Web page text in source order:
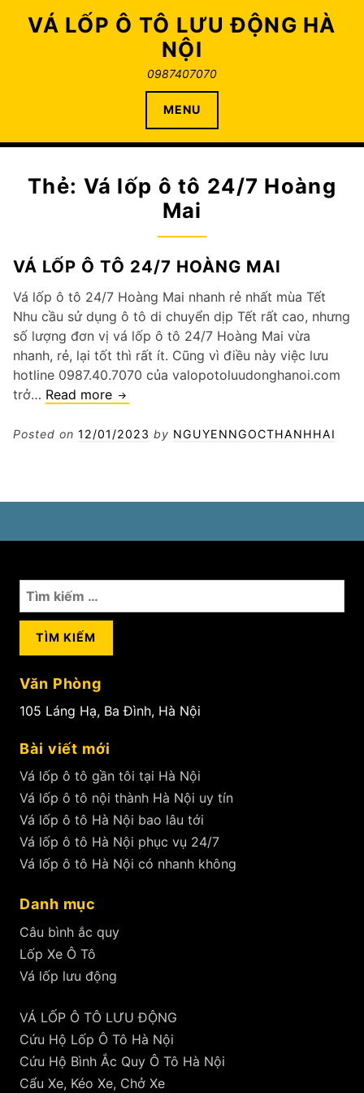
VÁ LỐP Ô TÔ LƯU ĐỘNG HÀ
NỘI
0987407070
MENU
Thẻ: Vá lốp ô tô 24/7 Hoàng
Mai
VÁ LỐP Ô TÔ 24/7 HOÀNG MAI
Vá lốp ô tô 24/7 Hoàng Mai nhanh rẻ nhất mùa Tết
Nhu cầu sử dụng ô tô di chuyển dịp Tết rất cao, nhưng
số lượng đơn vị vá lốp ô tô 24/7 Hoàng Mai vừa
nhanh, rẻ, lại tốt thì rất ít. Cũng vì điều này việc lưu
hotline 0987.40.7070 của valopotoluudonghanoi.com
trở… Read more Vá
ô
Posted on 12/01/2023 by NGUYENNGOCTHANHHAI
Tìm
kiếm
cho:
Văn Phòng
105 Láng Hạ, Ba Đình, Hà Nội
Bài viết mới
Vá lốp ô tô gần tôi tại Hà Nội
Vá lốp ô tô nội thành Hà Nội uy tín
Vá lốp ô tô Hà Nội bao lâu tới
Vá lốp ô tô Hà Nội phục vụ 24/7
Vá lốp ô tô Hà Nội có nhanh không
Danh mục
Câu bình ắc quy
Lốp Xe Ô Tô
Vá lốp lưu động
VÁ LỐP Ô TÔ LƯU ĐỘNG
Cứu Hộ Lốp Ô Tô Hà Nội
Cứu Hộ Bình Ắc Quy Ô Tô Hà Nội
Cẩu Xe, Kéo Xe, Chở Xe